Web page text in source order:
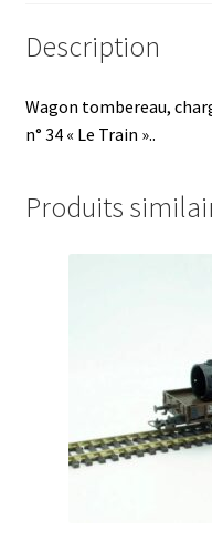
Description
Wagon tombereau,
n° 34 « Le Train »..
Produits